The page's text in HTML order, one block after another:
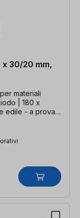
x 30/20 mm,
materiali
| 180 x
edile - a prova